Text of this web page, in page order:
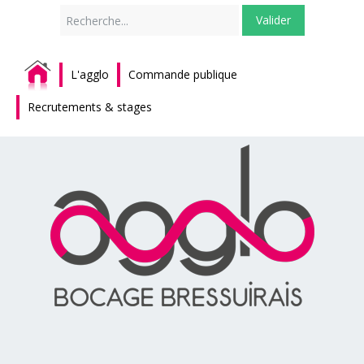
Valider
L'agglo Commande publique
Recrutements & stages